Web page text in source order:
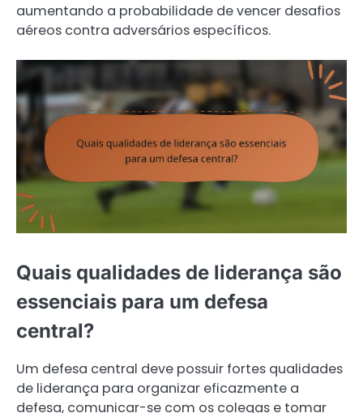
aumentando a probabilidade de vencer desafios
aéreos contra adversários específicos.
Quais qualidades de liderança são
essenciais para um defesa
central?
Um defesa central deve possuir fortes qualidades
de liderança para organizar eficazmente a
defesa, comunicar-se com os colegas e tomar